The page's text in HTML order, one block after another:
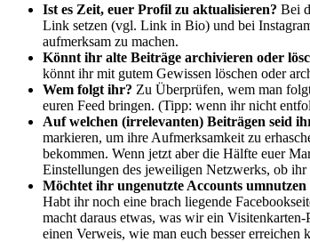
Ist es Zeit, euer Profil zu aktualisieren? Bei
Link setzen (vgl. Link in Bio) und bei
aufmerksam zu machen.
Könnt ihr alte Beiträge archivieren oder
könnt ihr mit gutem Gewissen löschen oder
Wem folgt ihr? Zu Überprüfen, wem man
euren Feed bringen. (Tipp: wenn ihr nicht
Auf welchen (irrelevanten) Beiträgen seid
markieren, um ihre Aufmerksamkeit zu
bekommen. Wenn jetzt aber die Hälfte euer
Einstellungen des jeweiligen Netzwerks, ob
Möchtet ihr ungenutzte Accounts umnutzen
Habt ihr noch eine brach liegende
macht daraus etwas, was wir ein
einen Verweis, wie man euch besser